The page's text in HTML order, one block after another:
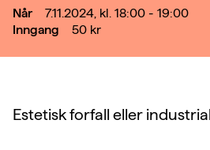
Når
7.11.2024, kl. 18:00 - 19:00
Inngang
50 kr
Estetisk forfall eller